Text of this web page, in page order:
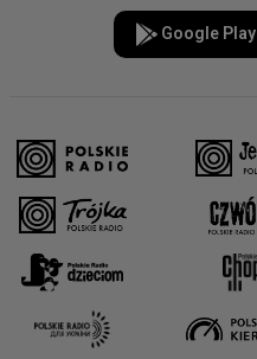
Google Play